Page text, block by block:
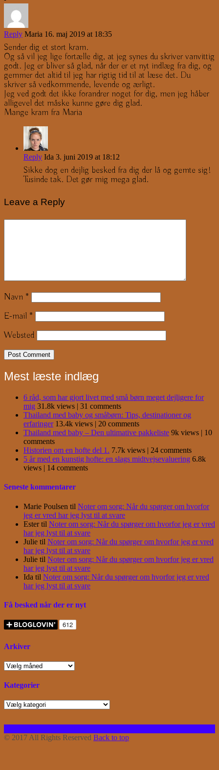
Reply Maria 16. maj 2019 at 18:35
Sender dig et stort kram.
Og så vil jeg lige fortælle dig, at jeg synes du skriver vanvittig
godt. Jeg er bliver så glad, når der er et nyt indlæg fra dig, og
gemmer det altid til jeg har rigtig tid til at læse det. Du
skriver så vedkommende, levende og ærligt.
Jeg ved godt det ikke forandrer noget for dig, men jeg håber
alligevel det måske kunne gøre dig glad.
Mange kram fra Maria
Reply Ida 3. juni 2019 at 18:12
Sikke dog en dejlig besked fra dig der lå og gemte sig!
Tusinde tak. Det gør mig mega glad.
Leave a Reply
Navn *
E-mail *
Websted
Mest læste indlæg
6 råd, som har gjort livet med små børn meget dejligere for
mig 31.8k views | 31 comments
Thailand med baby og småbørn: Tips, destinationer og
erfaringer 13.4k views | 20 comments
Thailand med baby – Den ultimative pakkeliste 9k views | 10
comments
Historien om en hofte del 1. 7.7k views | 24 comments
5 år med en kunstig hofte: en slags midtvejsevaluering 6.8k
views | 14 comments
Seneste kommentarer
Marie Poulsen til Noter om sorg: Når du spørger om hvorfor
jeg er vred har jeg lyst til at svare
Estertil Noter om sorg: Når du spørger om hvorfor jeg er vred
har jeg lyst til at svare
Julie til Noter om sorg: Når du spørger om hvorfor jeg er vred
har jeg lyst til at svare
Julie til Noter om sorg: Når du spørger om hvorfor jeg er vred
har jeg lyst til at svare
Ida til Noter om sorg: Når du spørger om hvorfor jeg er vred
har jeg lyst til at svare
Få besked når der er nyt
Arkiver
Arkiver
Kategorier
Kategorier
© 2017 All Rights Reserved Back to top